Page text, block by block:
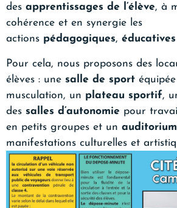
des apprentissages de l’élève, à
cohérence et en synergie les
actions pédagogiques, éducatives
Pour cela, nous proposons des
élèves : une salle de sport
musculation, un plateau sportif,
des salles d’autonomie pour
en petits groupes et un auditorium
manifestations culturelles et